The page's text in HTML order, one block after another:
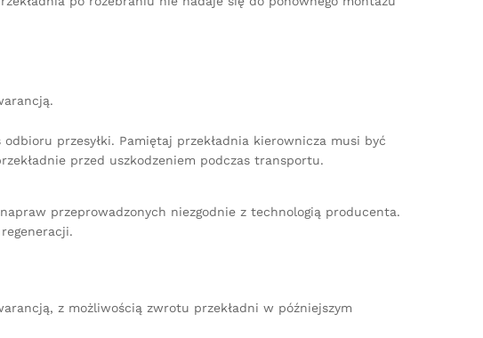
przesyłki. Pamiętaj przekładnia kierownicza musi być
przed uszkodzeniem podczas transportu.
przeprowadzonych niezgodnie z technologią producenta.
z możliwością zwrotu przekładni w późniejszym